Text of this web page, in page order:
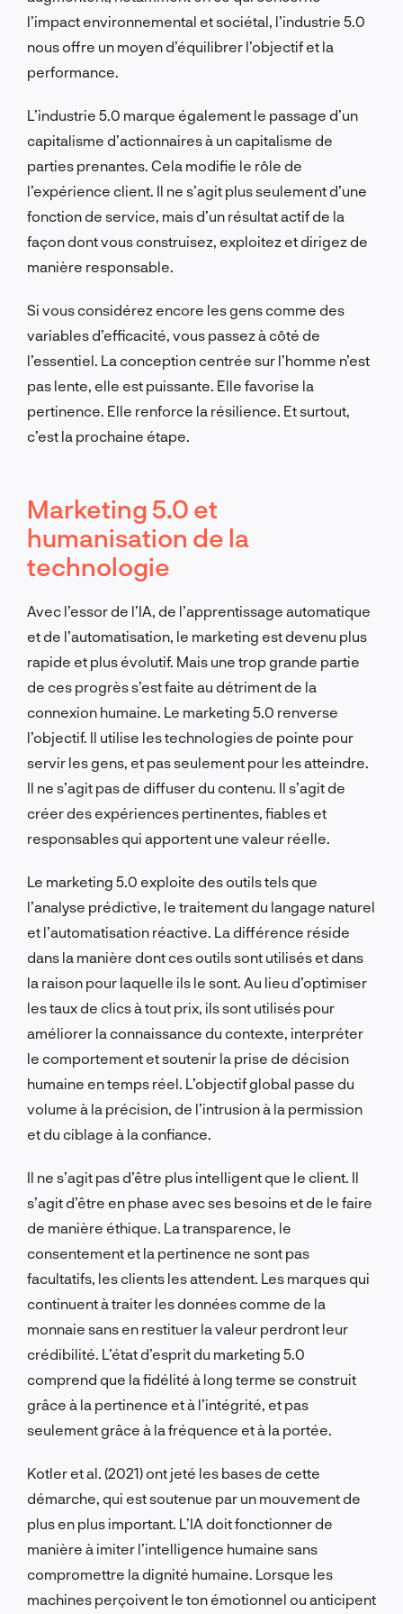
l’impact environnemental et sociétal, l’industrie 5.0
nous offre un moyen d’équilibrer l’objectif et la
performance.
L’industrie 5.0 marque également le passage d’un
capitalisme d’actionnaires à un capitalisme de
parties prenantes. Cela modifie le rôle de
l’expérience client. Il ne s’agit plus seulement d’une
fonction de service, mais d’un résultat actif de la
façon dont vous construisez, exploitez et dirigez de
manière responsable.
Si vous considérez encore les gens comme des
variables d’efficacité, vous passez à côté de
l’essentiel. La conception centrée sur l’homme n’est
pas lente, elle est puissante. Elle favorise la
pertinence. Elle renforce la résilience. Et surtout,
c’est la prochaine étape.
Marketing 5.0 et
humanisation de la
technologie
Avec l’essor de l’IA, de l’apprentissage automatique
et de l’automatisation, le marketing est devenu plus
rapide et plus évolutif. Mais une trop grande partie
de ces progrès s’est faite au détriment de la
connexion humaine. Le marketing 5.0 renverse
l’objectif. Il utilise les technologies de pointe pour
servir les gens, et pas seulement pour les atteindre.
Il ne s’agit pas de diffuser du contenu. Il s’agit de
créer des expériences pertinentes, fiables et
responsables qui apportent une valeur réelle.
Le marketing 5.0 exploite des outils tels que
l’analyse prédictive, le traitement du langage naturel
et l’automatisation réactive. La différence réside
dans la manière dont ces outils sont utilisés et dans
la raison pour laquelle ils le sont. Au lieu d’optimiser
les taux de clics à tout prix, ils sont utilisés pour
améliorer la connaissance du contexte, interpréter
le comportement et soutenir la prise de décision
humaine en temps réel. L’objectif global passe du
volume à la précision, de l’intrusion à la permission
et du ciblage à la confiance.
Il ne s’agit pas d’être plus intelligent que le client. Il
s’agit d’être en phase avec ses besoins et de le faire
de manière éthique. La transparence, le
consentement et la pertinence ne sont pas
facultatifs, les clients les attendent. Les marques qui
continuent à traiter les données comme de la
monnaie sans en restituer la valeur perdront leur
crédibilité. L’état d’esprit du marketing 5.0
comprend que la fidélité à long terme se construit
grâce à la pertinence et à l’intégrité, et pas
seulement grâce à la fréquence et à la portée.
Kotler et al. (2021) ont jeté les bases de cette
démarche, qui est soutenue par un mouvement de
plus en plus important. L’IA doit fonctionner de
manière à imiter l’intelligence humaine sans
compromettre la dignité humaine. Lorsque les
machines perçoivent le ton émotionnel ou anticipent